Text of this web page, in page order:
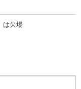
は欠場